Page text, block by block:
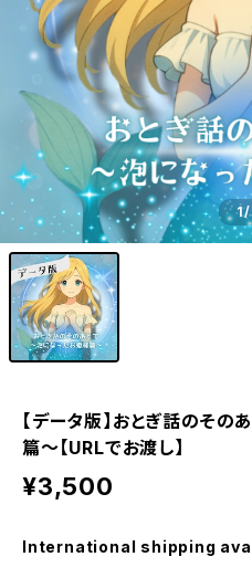
1/
【データ版】おとぎ話のそ
篇〜【URLでお渡し】
¥3,500
International shipping